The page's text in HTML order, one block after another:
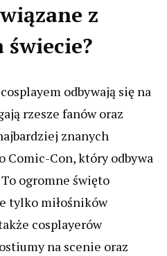
z
świecie?
odbywają się na
rzesze fanów oraz
znanych
Comic-Con, który odbywa
ogromne święto
tylko miłośników
cosplayerów
na scenie oraz